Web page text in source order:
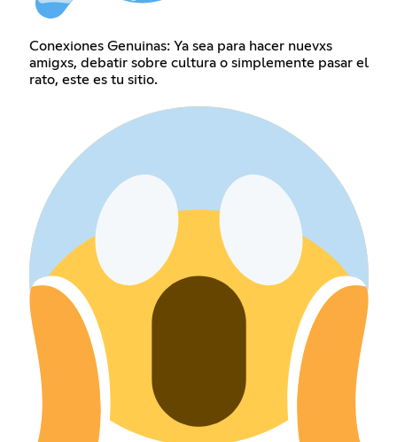
Conexiones Genuinas: Ya sea para hacer nuevxs
amigxs, debatir sobre cultura o simplemente pasar el
rato, este es tu sitio.